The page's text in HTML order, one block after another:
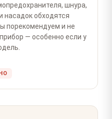
шнура,
насадок обходятся
порекомендуем и не
— особенно если у